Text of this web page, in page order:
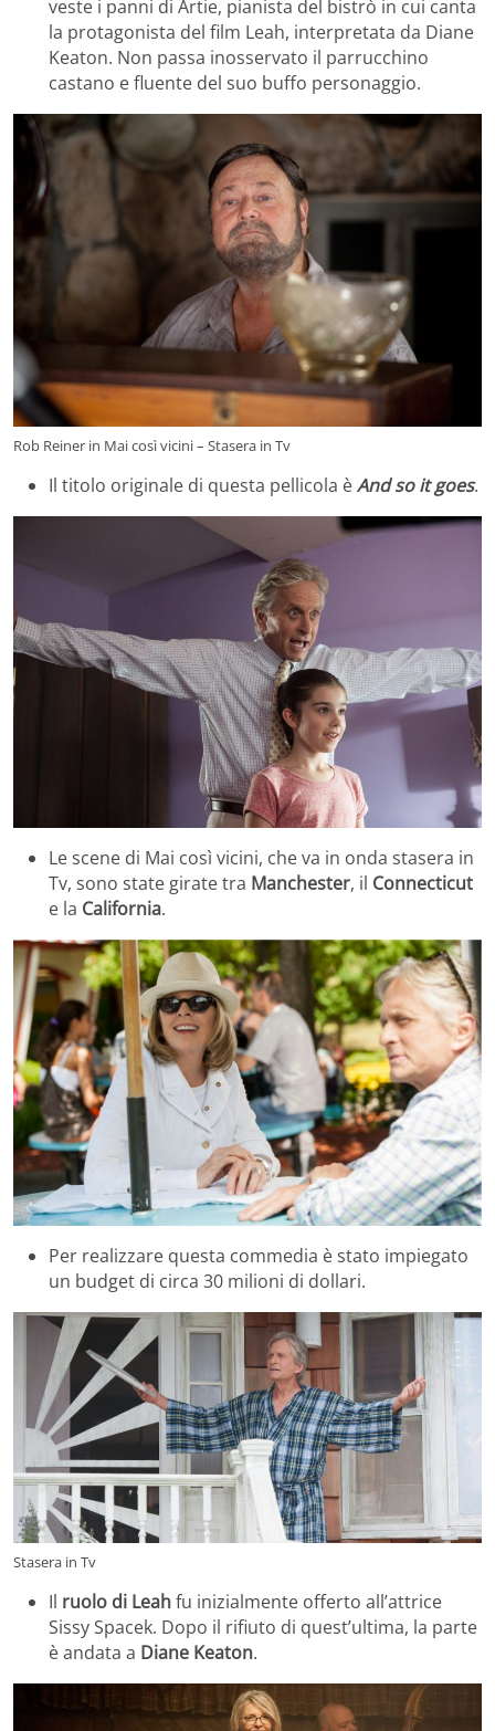
veste i panni di Artie, pianista del bistrò in cui canta
la protagonista del film Leah, interpretata da Diane
Keaton. Non passa inosservato il parrucchino
castano e fluente del suo buffo personaggio.
Rob Reiner in Mai così vicini – Stasera in Tv
Il titolo originale di questa pellicola èAnd so it goes.
Le scene di Mai così vicini, che va in onda stasera in
Tv, sono state girate tra Manchester, il Connecticut
e la California.
Per realizzare questa commedia è stato impiegato
un budget di circa 30 milioni di dollari.
Stasera in Tv
Il ruolo di Leahfu inizialmente offerto all’attrice
Sissy Spacek. Dopo il rifiuto di quest’ultima, la parte
è andata a Diane Keaton.